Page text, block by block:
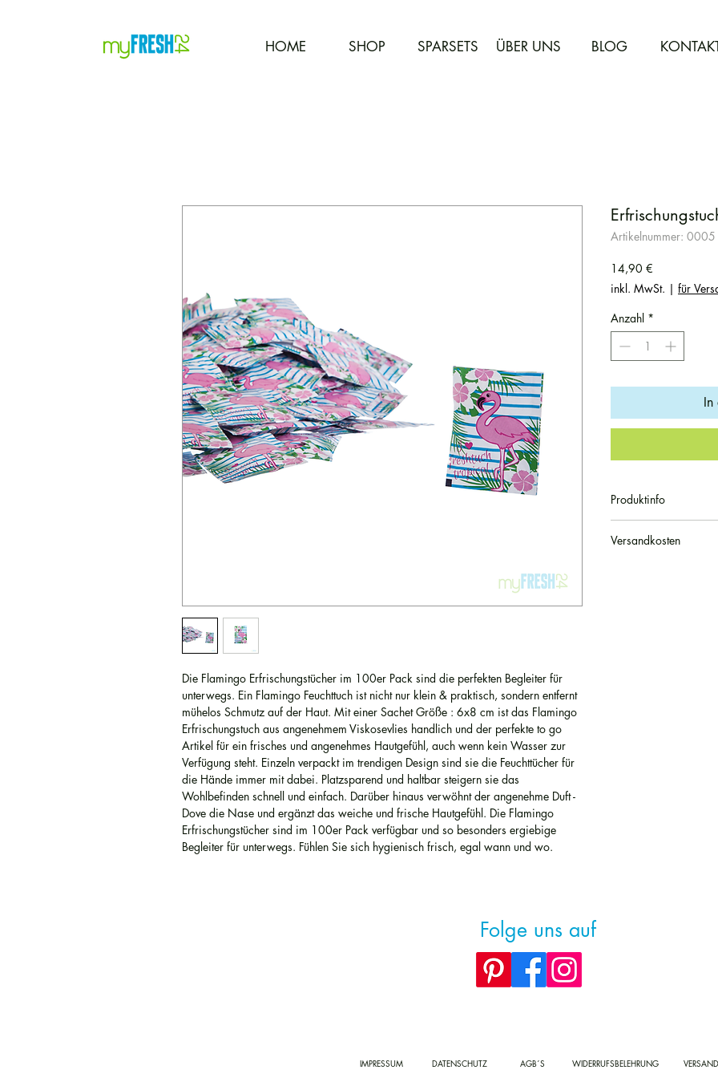
HOME SHOP SPARSETS ÜBER UNS BLOG
Die Flamingo Erfrischungstücher im 100er Pack sind die perfekten Begleiter für
unterwegs. Ein Flamingo Feuchttuch ist nicht nur klein & praktisch, sondern entfernt
mühelos Schmutz auf der Haut. Mit einer Sachet Größe : 6x8 cm ist das Flamingo
Erfrischungstuch aus angenehmem Viskosevlies handlich und der perfekte to go
Artikel für ein frisches und angenehmes Hautgefühl, auch wenn kein Wasser zur
Verfügung steht. Einzeln verpackt im trendigen Design sind sie die Feuchttücher für
die Hände immer mit dabei. Platzsparend und haltbar steigern sie das
Wohlbefinden schnell und einfach. Darüber hinaus verwöhnt der angenehme Duft -
Dove die Nase und ergänzt das weiche und frische Hautgefühl. Die Flamingo
Erfrischungstücher sind im 100er Pack verfügbar und so besonders ergiebige
Begleiter für unterwegs. Fühlen Sie sich hygienisch frisch, egal wann und wo.
Artikelnummer: 0005
14,90 €
inkl. MwSt. | für
Anzahl *
In
Produktinfo
100 Stück
Versandkosten
Folge uns auf
IMPRESSUM DATENSCHUTZ AGB´S WIDERRUFSBELEHRUNG VERSAND